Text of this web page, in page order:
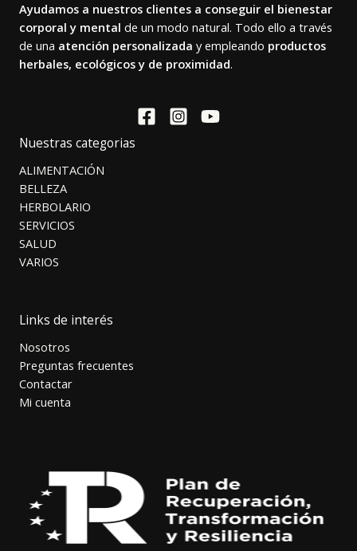
Ayudamos a nuestros clientes a conseguir el bienestar
corporal y mental de un modo natural. Todo ello a través
de una atención personalizada y empleando productos
herbales, ecológicos y de proximidad.
Nuestras categorias
ALIMENTACIÓN
BELLEZA
HERBOLARIO
SERVICIOS
SALUD
VARIOS
Links de interés
Nosotros
Preguntas frecuentes
Contactar
Mi cuenta